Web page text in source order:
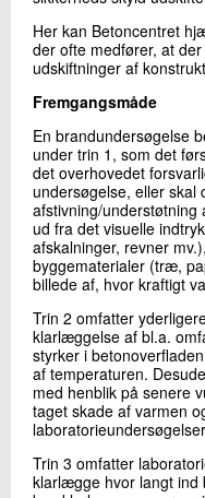
Send e-mail
Skriv til mig
Her kan Betoncentret
der ofte medfører, at
udskiftninger af
Fremgangsmåde
En brandundersøgelse
under trin 1, som det
det overhovedet
undersøgelse, eller skal
afstivning/
ud fra det visuelle
afskalninger, revner
byggematerialer (træ,
billede af, hvor kraftigt
Trin 2 omfatter
klarlæggelse af bl.a.
styrker i
af temperaturen.
med henblik på senere
taget skade af varmen
Trin 3 omfatter
klarlægge hvor langt ind